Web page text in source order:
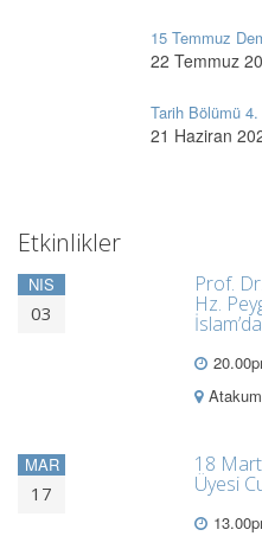
15 Temmuz
22 Temmuz
Tarih Bölümü 4.
21 Haziran
Etkinlikler
NIS
03
Prof.
Hz.
MAR
17
18
Üyesi